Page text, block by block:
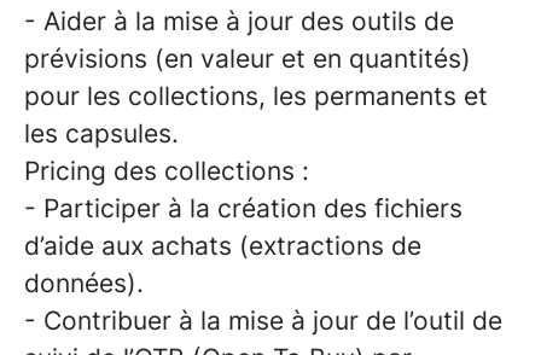
- Aider à la mise à jour des outils de
prévisions (en valeur et en quantités)
pour les collections, les permanents et
les capsules.
Pricing des collections :
- Participer à la création des fichiers
d’aide aux achats (extractions de
données).
- Contribuer à la mise à jour de l’outil de